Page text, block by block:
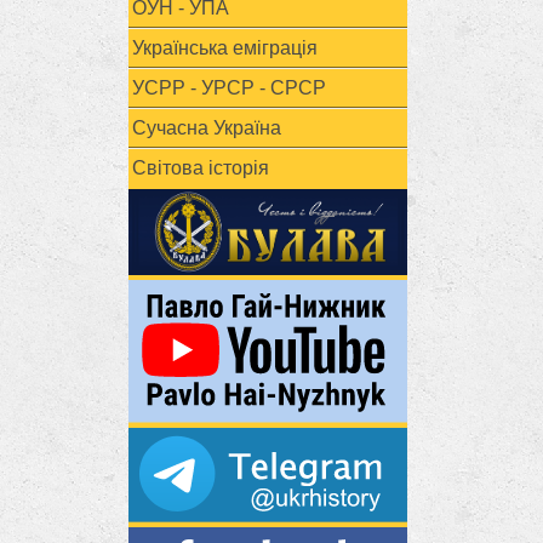
ОУН - УПА
Українська еміграція
УСРР - УРСР - СРСР
Сучасна Україна
Світова історія